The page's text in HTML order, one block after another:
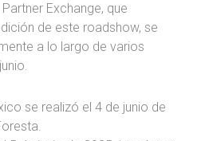
Exchange, que
de este roadshow, se
a lo largo de varios
se realizó el 4 de junio de